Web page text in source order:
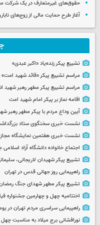
حقوق‌های غیرمتعارف در یک شرکت
آغاز طرح حمایت مالی از زوج‌های
تشییع پیکر زنده‌یاد «اکبر عبدی»
مراسم تشییع پیکر «قائد شهید
مراسم تشییع پیکر مطهر رهبر شهید
اقامه نماز بر پیکر امام شهید امت
آیین وداع مردم با پیکر مطهر رهبر
نشست خبری سخنگوی ستاد
نشست خبری هفتمین نمایشگاه
اجتماع خانواده دانشگاه آزاد
تشییع پیکر شهیدان لاریجانی،
راهپیمایی روز جهانی قدس در تهران
تشییع پیکر مطهر شهدای جنگ رمضان
اختتامیه چهل و چهارمین جشنواره
راهپیمایی سراسری مردم تهران در یوم‌الله
نورافشانی برج میلاد به مناسبت